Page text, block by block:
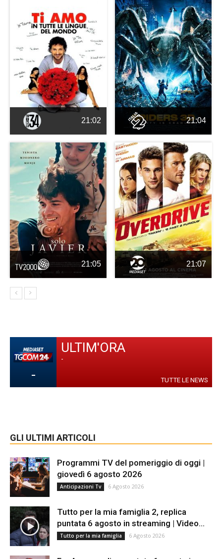
21:02 21:04
21:05 21:07
-
ULTIM'ORA
-
TUTTE LE NEWS
GLI ULTIMI ARTICOLI
Programmi TV del pomeriggio di oggi |
giovedì 6 agosto 2026
Anticipazioni Tv 6 Agosto 2026
Tutto per la mia famiglia 2, replica
puntata 6 agosto in streaming | Video...
Tutto per la mia famiglia 6 Agosto 2026